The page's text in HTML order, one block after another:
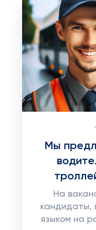
Мы
На
кандидаты,
языком на